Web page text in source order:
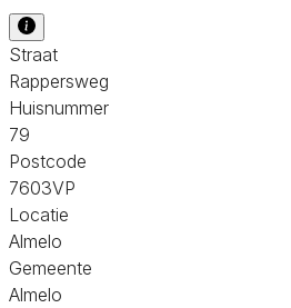
Straat
Rappersweg
Huisnummer
79
Postcode
7603VP
Locatie
Almelo
Gemeente
Almelo